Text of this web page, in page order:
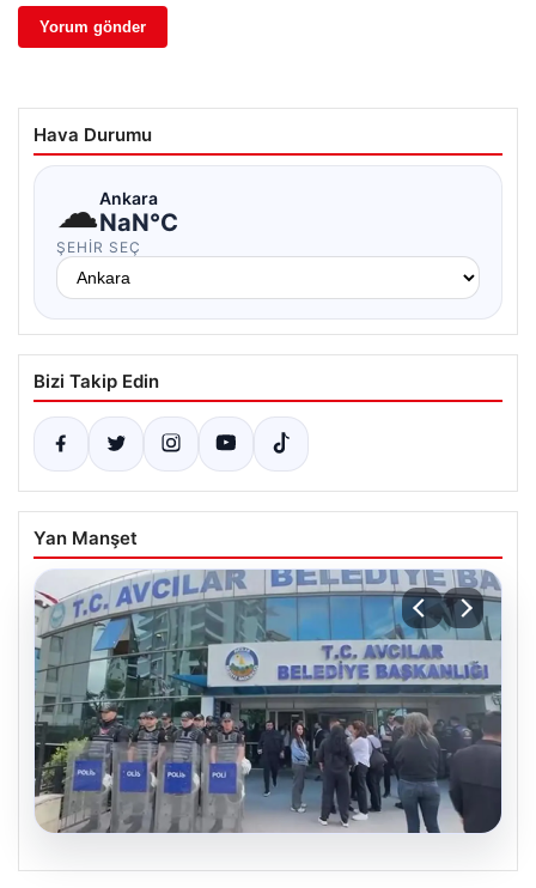
Hava Durumu
☁Ankara
NaN°C
ŞEHIR SEÇ
Bizi Takip Edin
Yan Manşet